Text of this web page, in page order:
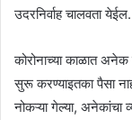
उदरनिर्वाह चालवता येईल.
कोरोनाच्या काळात
सुरू करण्याइतका पैसा
नोकऱ्या गेल्या, अनेकांचा